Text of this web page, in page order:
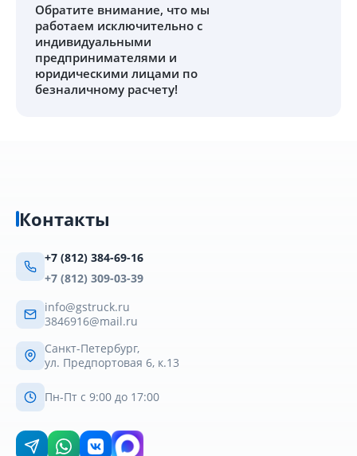
Обратите внимание, что мы
работаем исключительно с
индивидуальными
предпринимателями и
юридическими лицами по
безналичному расчету!
Контакты
+7 (812) 384-69-16
+7 (812) 309-03-39
info@gstruck.ru
3846916@mail.ru
Санкт-Петербург,
ул. Предпортовая 6, к.13
Пн-Пт с 9:00 до 17:00